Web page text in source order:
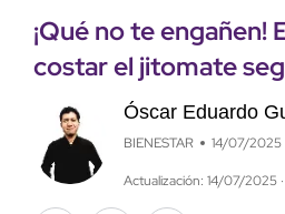
¡Qué no te engañen!
costar el jitomate
Óscar Eduardo
BIENESTAR 14/07/2025
Actualización: 14/07/2025